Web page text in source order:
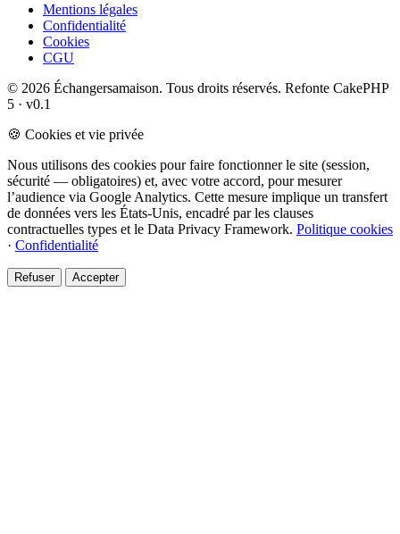
Mentions légales
Confidentialité
Cookies
CGU
© 2026 Échangersamaison. Tous droits réservés. Refonte CakePHP
5 · v0.1
🍪 Cookies et vie privée
Nous utilisons des cookies pour faire fonctionner le site (session,
sécurité — obligatoires) et, avec votre accord, pour mesurer
l’audience via Google Analytics. Cette mesure implique un transfert
de données vers les États-Unis, encadré par les clauses
contractuelles types et le Data Privacy Framework. Politique cookies
· Confidentialité
Refuser Accepter